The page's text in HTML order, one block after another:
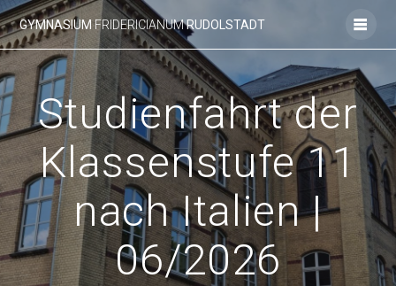
Inhalt
GYMNASIUMFRIDERICIANUMRUDOLSTADT
Studienfahrt der
Klassenstufe 11
nach Italien |
06/2026